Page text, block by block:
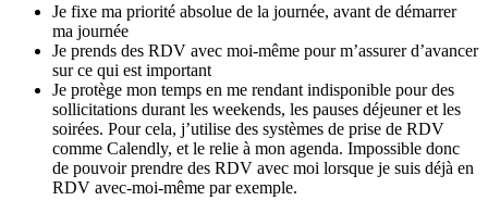
Je fixe ma priorité absolue de la journée, avant de démarrer
ma journée
Je prends des RDV avec moi-même pour m’assurer d’avancer
sur ce qui est important
Je protège mon temps en me rendant indisponible pour des
sollicitations durant les weekends, les pauses déjeuner et les
soirées. Pour cela, j’utilise des systèmes de prise de RDV
comme Calendly, et le relie à mon agenda. Impossible donc
de pouvoir prendre des RDV avec moi lorsque je suis déjà en
RDV avec-moi-même par exemple.